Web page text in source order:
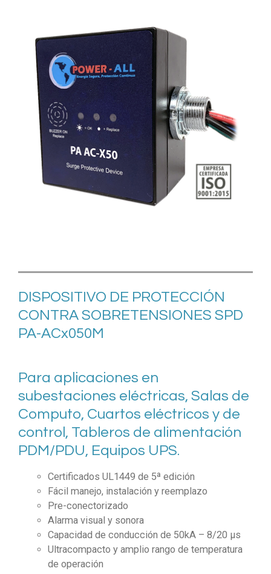
DISPOSITIVO DE PROTECCIÓN
CONTRA SOBRETENSIONES SPD
PA-ACx050M
Para aplicaciones en
subestaciones eléctricas, Salas de
Computo, Cuartos eléctricos y de
control, Tableros de alimentación
PDM/PDU, Equipos UPS.
Certificados UL1449 de 5ª edición
Fácil manejo, instalación y reemplazo
Pre-conectorizado
Alarma visual y sonora
Capacidad de conducción de 50kA – 8/20 μs
Ultracompacto y amplio rango de temperatura
de operación